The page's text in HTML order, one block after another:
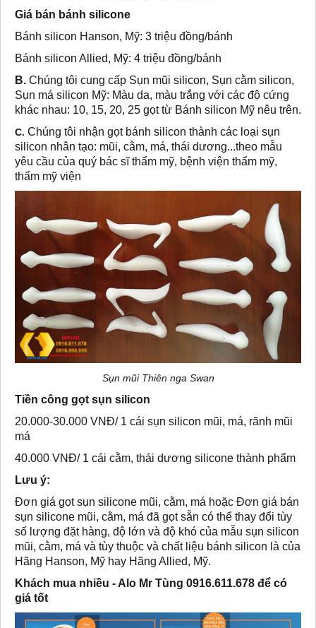
Giá bán bánh silicone
Bánh silicon Hanson, Mỹ: 3 triệu đồng/bánh
Bánh silicon Allied, Mỹ: 4 triệu đồng/bánh
B. Chúng tôi cung cấp Sụn mũi silicon, Sụn cằm silicon,
Sụn má silicon Mỹ: Màu da, màu trắng với các độ cứng
khác nhau: 10, 15, 20, 25 gọt từ Bánh silicon Mỹ nêu trên.
C. Chúng tôi nhận gọt bánh silicon thành các loại sụn
silicon nhân tạo: mũi, cằm, má, thái dương...theo mẫu
yêu cầu của quý bác sĩ thẩm mỹ, bệnh viện thẩm mỹ,
thẩm mỹ viện
Sụn mũi Thiên nga Swan
Tiền công gọt sụn silicon
20.000-30.000 VNĐ/ 1 cái sụn silicon mũi, má, rãnh mũi
má
40.000 VNĐ/ 1 cái cằm, thái dương silicone thành phẩm
Lưu ý:
Đơn giá gọt sụn silicone mũi, cằm, má hoặc Đơn giá bán
sụn silicone mũi, cằm, má đã gọt sẵn có thể thay đổi tùy
số lượng đặt hàng, độ lớn và độ khó của mẫu sụn silicon
mũi, cằm, má và tùy thuộc và chất liệu bánh silicon là của
Hãng Hanson, Mỹ hay Hãng Allied, Mỹ.
Khách mua nhiều - Alo Mr Tùng 0916.611.678 để có
giá tốt